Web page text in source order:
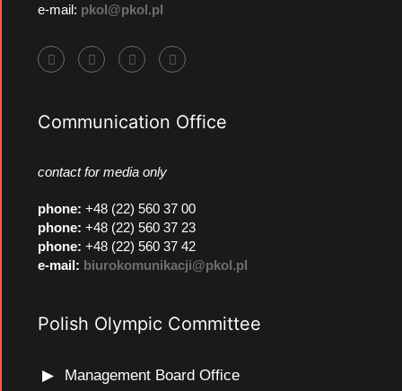
e-mail: pkol@pkol.pl
Communication Office
contact for media only
phone: +48 (22) 560 37 00
phone: +48 (22) 560 37 23
phone: +48 (22) 560 37 42
e-mail: biurokomunikacji@pkol.pl
Polish Olympic Committee
Management Board Office